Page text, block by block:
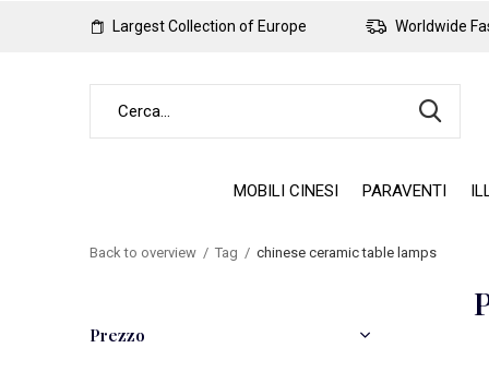
MOBILI CINESI PARAVENTI
Largest Collection of Europe Worldwide
Back to overview Tag chinese ceramic table lamps
Prezzo